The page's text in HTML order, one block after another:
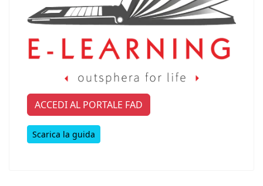
ACCEDI AL PORTALE FAD
Scarica la guida